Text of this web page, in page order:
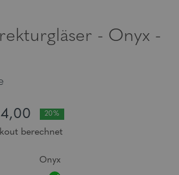
- Onyx -
20%
berechnet
Onyx